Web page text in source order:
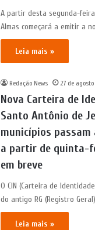
A partir desta segunda-feira
Almas começará a emitir a
Leia mais »
Redação News 27 de
Nova Carteira de
Santo Antônio de
municípios
a partir de quinta-
em breve
O CIN (Carteira de
do antigo RG (Registro
Leia mais »